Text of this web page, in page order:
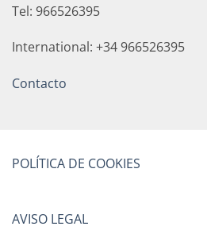
Tel: 966526395
International: +34 966526395
Contacto
POLÍTICA DE COOKIES
AVISO LEGAL